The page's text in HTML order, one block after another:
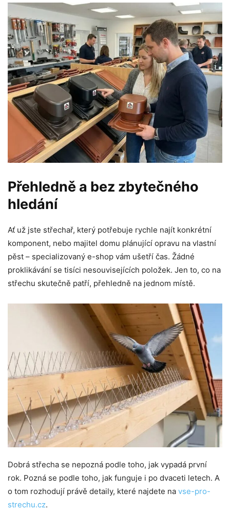
Přehledně a bez zbytečného
hledání
Ať už jste střechař, který potřebuje rychle najít konkrétní
komponent, nebo majitel domu plánující opravu na vlastní
pěst – specializovaný e-shop vám ušetří čas. Žádné
proklikávání se tisíci nesouvisejících položek. Jen to, co na
střechu skutečně patří, přehledně na jednom místě.
Dobrá střecha se nepozná podle toho, jak vypadá první
rok. Pozná se podle toho, jak funguje i po dvaceti letech. A
o tom rozhodují právě detaily, které najdete na vse-pro-
strechu.cz.